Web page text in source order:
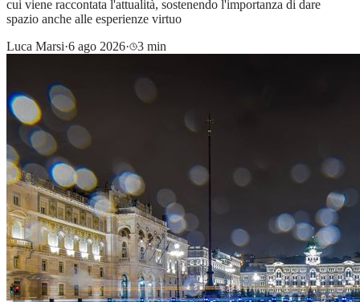
cui viene raccontata l'attualità, sostenendo l'importanza di dare
spazio anche alle esperienze virtuo
Luca Marsi·6 ago 2026· 3 min